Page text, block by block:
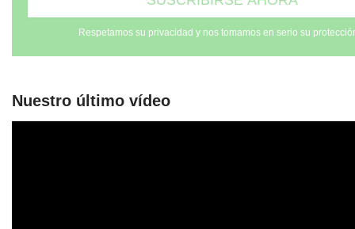
Respetamos su privacidad y nos tomamos en serio su
Nuestro último vídeo